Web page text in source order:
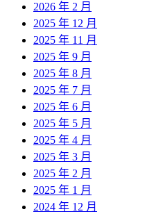
2026 年 2 月
2025 年 12 月
2025 年 11 月
2025 年 9 月
2025 年 8 月
2025 年 7 月
2025 年 6 月
2025 年 5 月
2025 年 4 月
2025 年 3 月
2025 年 2 月
2025 年 1 月
2024 年 12 月